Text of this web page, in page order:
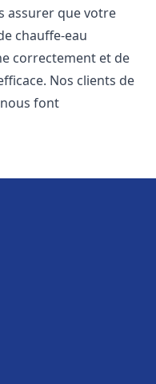
assurer que votre
chauffe-eau
correctement et de
Nos clients de
nous font